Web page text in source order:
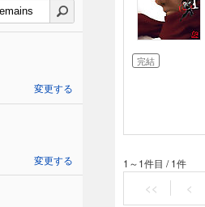
完結
1～1件目 /1件
<< <
変更する
変更する